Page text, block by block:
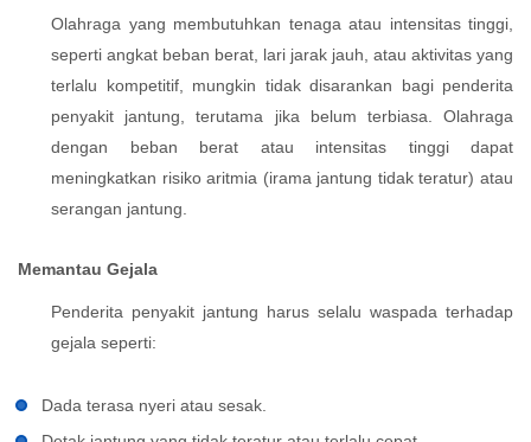
Olahraga yang membutuhkan tenaga atau intensitas tinggi,
seperti angkat beban berat, lari jarak jauh, atau aktivitas yang
terlalu kompetitif, mungkin tidak disarankan bagi penderita
penyakit jantung, terutama jika belum terbiasa. Olahraga
dengan beban berat atau intensitas tinggi dapat
meningkatkan risiko aritmia (irama jantung tidak teratur) atau
serangan jantung.
Memantau Gejala
Penderita penyakit jantung harus selalu waspada terhadap
gejala seperti:
Dada terasa nyeri atau sesak.